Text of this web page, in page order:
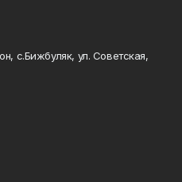
с.Бижбуляк, ул. Советская,